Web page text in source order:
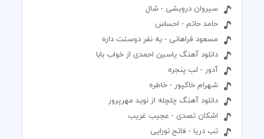
سیروان درویشی - شال
حامد حاتم - احساس
مسعود فراهانی - یه نفر دوستت داره
دانلود آهنگ یاسین احمدی از خواب بابا
آدور - لب پنجره
شهرام خاکپور - خاطره
دانلود آهنگ چلچله از نوید مهرپرور
اشکان تصدی - عجیب غریب
تب دریا - فاتح نورایی